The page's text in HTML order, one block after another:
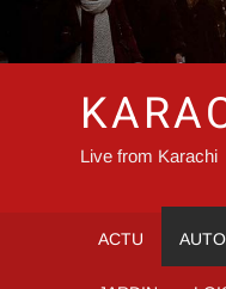
Live from Karachi
ACTU AUTO